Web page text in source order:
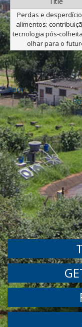
Perdas e
alimentos:
tecnologia pós-
olhar para o
Back